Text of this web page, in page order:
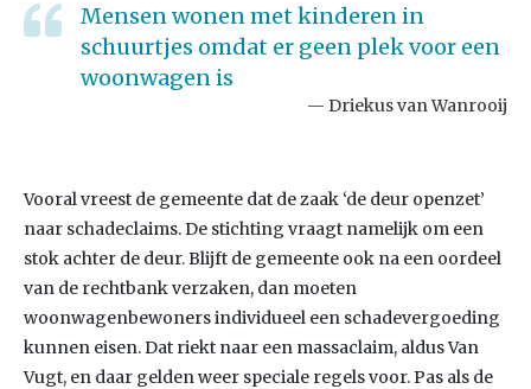
Mensen wonen met kinderen in
schuurtjes omdat er geen plek voor een
woonwagen is
Driekus van Wanrooij
Vooral vreest de gemeente dat de zaak ‘de deur openzet’
naar schadeclaims. De stichting vraagt namelijk om een
stok achter de deur. Blijft de gemeente ook na een oordeel
van de rechtbank verzaken, dan moeten
woonwagenbewoners individueel een schadevergoeding
kunnen eisen. Dat riekt naar een massaclaim, aldus Van
Vugt, en daar gelden weer speciale regels voor. Pas als de